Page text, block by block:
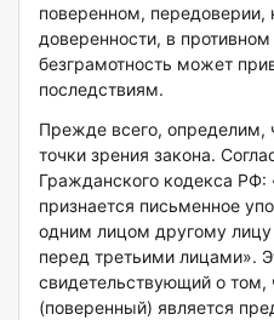
поверенном, передоверии,
доверенности, в
безграмотность может
последствиям.
Прежде всего, определим,
точки зрения закона.
Гражданского кодекса
признается письменное
одним лицом другому лицу
перед третьими лицами».
свидетельствующий о том,
(поверенный) является